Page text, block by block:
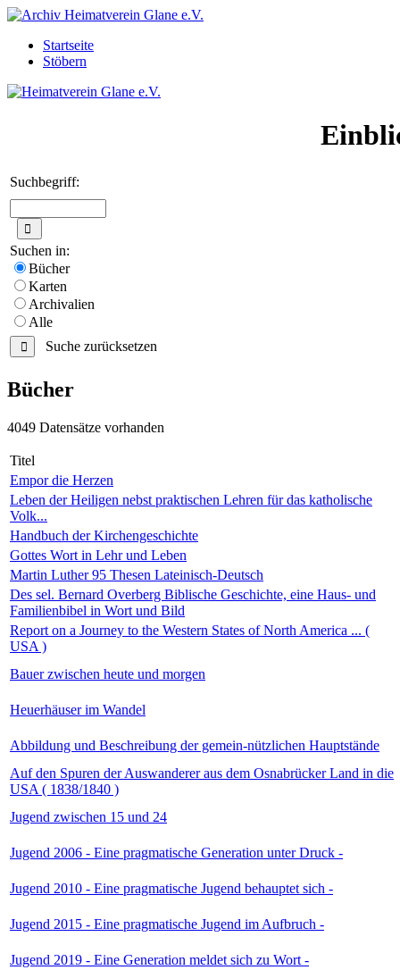
Startseite
Stöbern
Suchbegriff:
Suchen in:
Bücher
Karten
Archivalien
Alle
Suche zurücksetzen
Bücher
4049 Datensätze vorhanden
Titel
Empor die Herzen
Leben der Heiligen nebst praktischen Lehren für das katholische
Volk...
Handbuch der Kirchengeschichte
Gottes Wort in Lehr und Leben
Martin Luther 95 Thesen Lateinisch-Deutsch
Des sel. Bernard Overberg Biblische Geschichte, eine Haus- und
Familienbibel in Wort und Bild
Report on a Journey to the Western States of North America ... (
USA )
Bauer zwischen heute und morgen
Heuerhäuser im Wandel
Abbildung und Beschreibung der gemein-nützlichen Hauptstände
Auf den Spuren der Auswanderer aus dem Osnabrücker Land in die
USA ( 1838/1840 )
Jugend zwischen 15 und 24
Jugend 2006 - Eine pragmatische Generation unter Druck -
Jugend 2010 - Eine pragmatische Jugend behauptet sich -
Jugend 2015 - Eine pragmatische Jugend im Aufbruch -
Jugend 2019 - Eine Generation meldet sich zu Wort -